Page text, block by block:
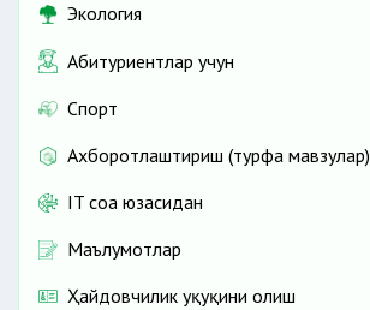
Экология
Абитуриентлар учун
Спорт
Ахборотлаштириш (турфа мавзулар)
IT соҳа юзасидан
Маълумотлар
Ҳайдовчилик ҳуқуқини олиш